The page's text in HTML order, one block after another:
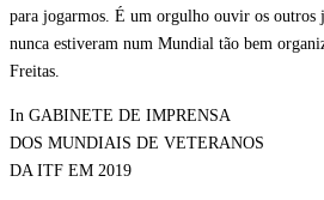
para jogarmos. É um orgulho ouvir os outros
nunca estiveram num Mundial tão bem
Freitas.
In GABINETE DE IMPRENSA
DOS MUNDIAIS DE VETERANOS
DA ITF EM 2019